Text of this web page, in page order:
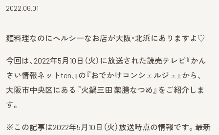
2022.06.01
麺料理なのにヘルシーなお店が大阪・北浜にありますよ♡
今回は、2022年5月10日（火）に放送された読売テレビ『かん
さい情報ネットten.』の『おでかけコンシェルジュ』から、
大阪市中央区にある『火鍋三田 薬膳なつめ』をご紹介しま
す。
※この記事は2022年5月10日（火）放送時点の情報です。最新